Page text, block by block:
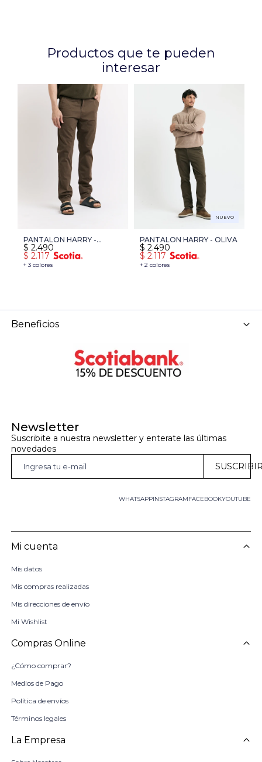
Productos que te pueden
interesar
PANTALON HARRY -
MARRON
+ 3 colores
$ 2.490
$ 2.117
NUEVO
PANTALON HARRY - OLIVA
+ 2 colores
$ 2.490
$ 2.117
Newsletter
Suscribite a nuestra newsletter y enterate las últimas
novedades
WHATSAPP FACEBOOKYOUTUBE
INSTAGRAM
Mi cuenta
Mis datos
Mis compras realizadas
Mis direcciones de envío
Mi Wishlist
Compras Online
¿Cómo comprar?
Medios de Pago
Política de envíos
Términos legales
La Empresa
Beneficios